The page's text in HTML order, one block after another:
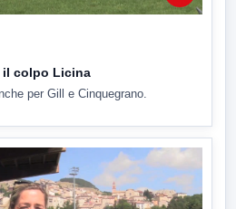
il colpo Licina
per Gill e Cinquegrano.